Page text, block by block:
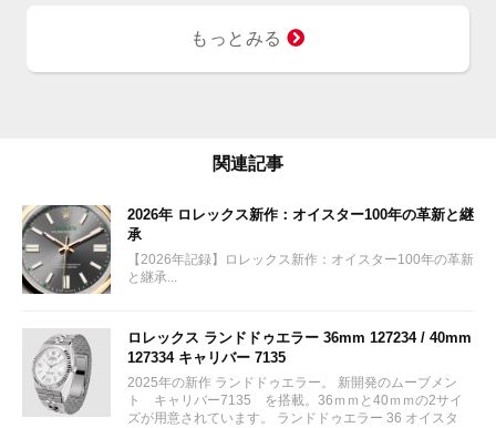
もっとみる
関連記事
2026年 ロレックス新作：オイスター100年の革新と継
承
【2026年記録】ロレックス新作：オイスター100年の革新
と継承...
ロレックス ランドドゥエラー 36mm 127234 / 40mm
127334 キャリバー 7135
2025年の新作 ランドドゥエラー。 新開発のムーブメン
ト キャリバー7135 を搭載。36ｍｍと40ｍｍの2サイ
ズが用意されています。 ランドドゥエラー 36 オイスタ